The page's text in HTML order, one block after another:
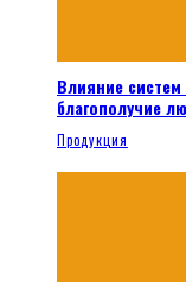
Влияние
благополучие
Продукция